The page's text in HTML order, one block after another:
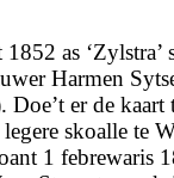
as ‘Zylstra’
Harmen
er de kaart
skoalle te
1 febrewaris